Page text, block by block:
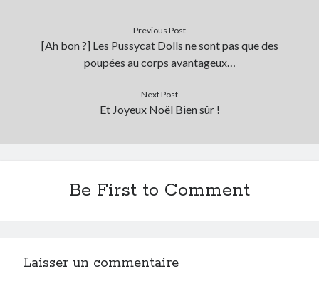
Previous Post
[Ah bon ?] Les Pussycat Dolls ne sont pas que des
poupées au corps avantageux…
Next Post
Et Joyeux Noël Bien sûr !
Be First to Comment
Laisser un commentaire